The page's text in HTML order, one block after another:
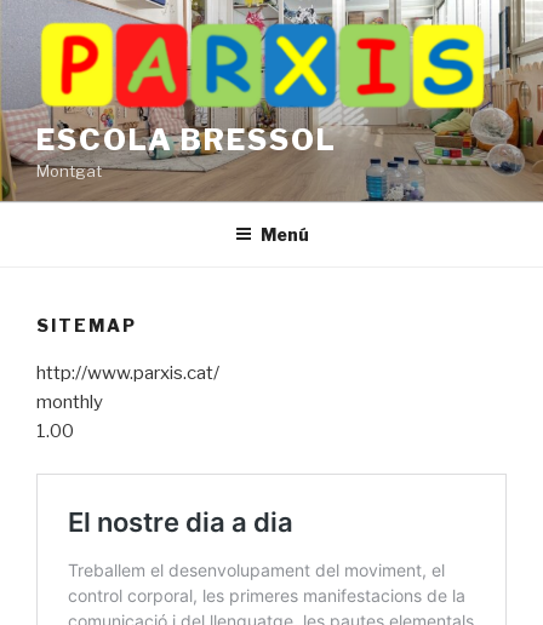
contingut
ESCOLA BRESSOL
Montgat
Menú
SITEMAP
http://www.parxis.cat/
monthly
1.00